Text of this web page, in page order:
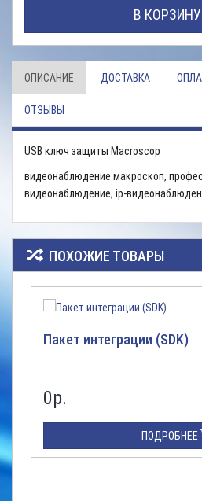
В КОРЗИНУ
ОПИСАНИЕ ДОСТАВКА
ОТЗЫВЫ
USB ключ защиты Macroscop
видеонаблюдение макроскоп,
видеонаблюдение, ip-
ПОХОЖИЕ ТОВАРЫ
Пакет интеграции (SDK)
0р.
ПОДРОБНЕЕ